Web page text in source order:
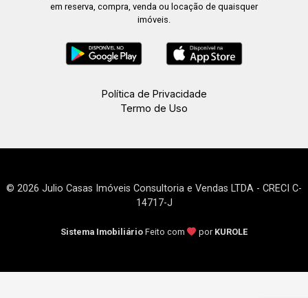
em reserva, compra, venda ou locação de quaisquer
imóveis.
Política de Privacidade
Termo de Uso
© 2026 Julio Casas Imóveis Consultoria e Vendas LTDA - CRECI C-
14717-J
Sistema Imobiliário Feito com por KUROLE